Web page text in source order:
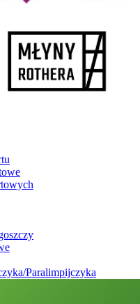
Paralimpijczyka